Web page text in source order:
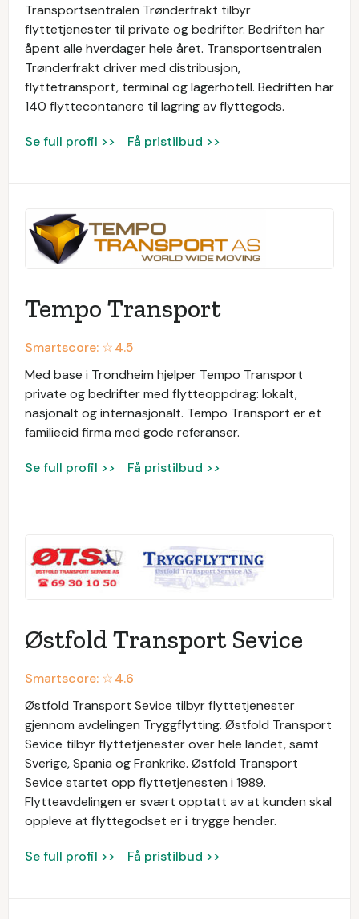
Transportsentralen Trønderfrakt tilbyr
flyttetjenester til private og bedrifter. Bedriften har
åpent alle hverdager hele året. Transportsentralen
Trønderfrakt driver med distribusjon,
flyttetransport, terminal og lagerhotell. Bedriften har
140 flyttecontanere til lagring av flyttegods.
Se full profil >> Få pristilbud >>
Tempo Transport
Smartscore: ☆4.5
Med base i Trondheim hjelper Tempo Transport
private og bedrifter med flytteoppdrag: lokalt,
nasjonalt og internasjonalt. Tempo Transport er et
familieeid firma med gode referanser.
Se full profil >> Få pristilbud >>
Østfold Transport Sevice
Smartscore: ☆4.6
Østfold Transport Sevice tilbyr flyttetjenester
gjennom avdelingen Tryggflytting. Østfold Transport
Sevice tilbyr flyttetjenester over hele landet, samt
Sverige, Spania og Frankrike. Østfold Transport
Sevice startet opp flyttetjenesten i 1989.
Flytteavdelingen er svært opptatt av at kunden skal
oppleve at flyttegodset er i trygge hender.
Se full profil >> Få pristilbud >>